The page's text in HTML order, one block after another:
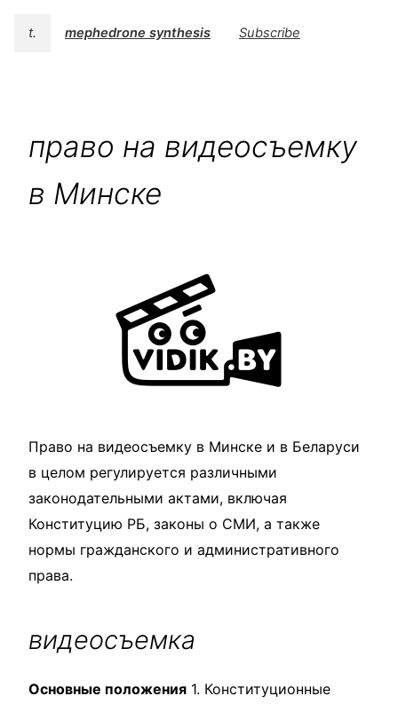
t. mephedrone synthesis Subscribe
право на видеосъемку
в Минске
Право на видеосъемку в Минске и в Беларуси
в целом регулируется различными
законодательными актами, включая
Конституцию РБ, законы о СМИ, а также
нормы гражданского и административного
права.
видеосъемка
Основные положения 1. Конституционные